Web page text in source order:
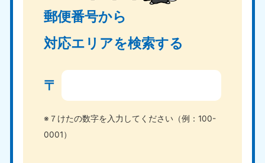
郵便番号から
対応エリアを検索する
〒
※７けたの数字を入力してください（例：100-
0001）